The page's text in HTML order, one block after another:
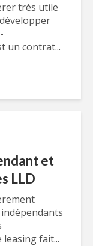
très utile
un contrat...
et
LLD
fait...